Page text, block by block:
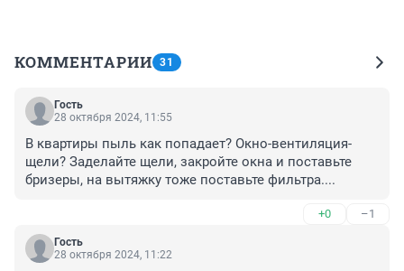
КОММЕНТАРИИ 31
Гость
28 октября 2024, 11:55
В квартиры пыль как попадает? Окно-вентиляция-
щели? Заделайте щели, закройте окна и поставьте
бризеры, на вытяжку тоже поставьте фильтра....
+0 –1
Гость
28 октября 2024, 11:22